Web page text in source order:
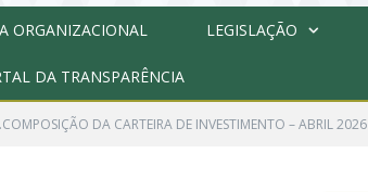
ORGANIZACIONAL LEGISLAÇÃO
DA TRANSPARÊNCIA
DA CARTEIRA DE INVESTIMENTO – ABRIL 2026